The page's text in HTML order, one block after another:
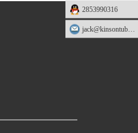
万新建人才公寓两栋，已经落成
2853990316